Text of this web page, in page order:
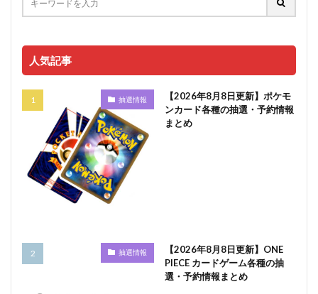
人気記事
抽選情報
【2026年8月8日更新】ポケモ
ンカード各種の抽選・予約情報
まとめ
抽選情報
【2026年8月8日更新】ONE
PIECE カードゲーム各種の抽
選・予約情報まとめ